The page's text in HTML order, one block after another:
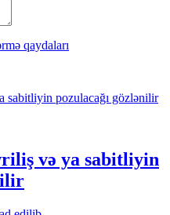
qaydaları
və ya sabitliyin